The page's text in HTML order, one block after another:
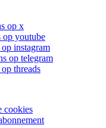
op x
op youtube
instagram
op telegram
threads
cookies